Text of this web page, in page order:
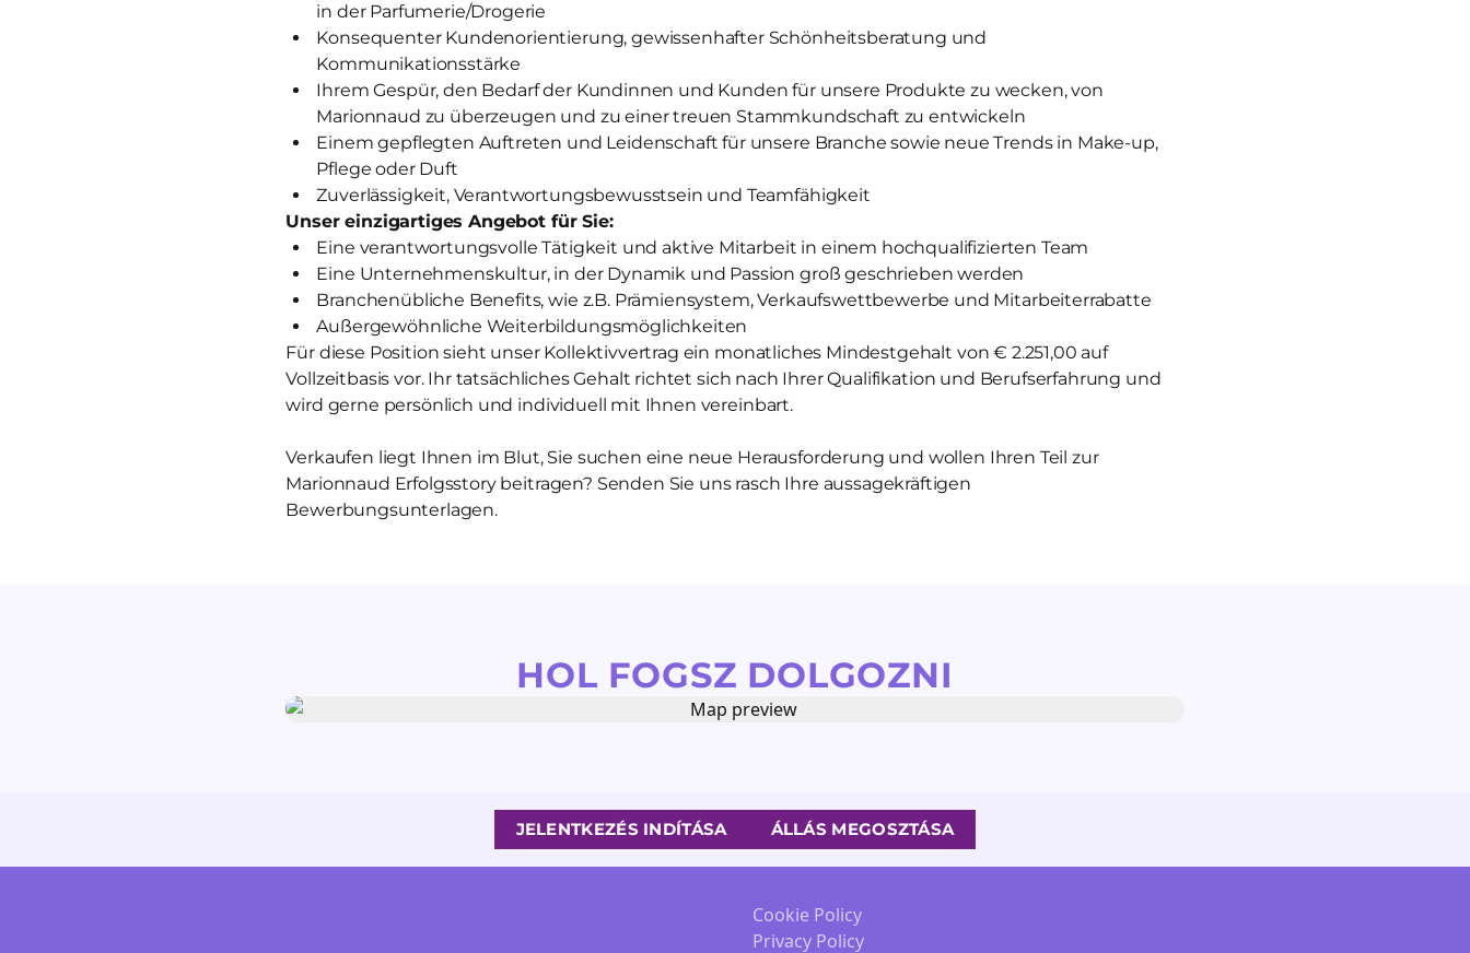
in der Parfumerie/Drogerie
Konsequenter Kundenorientierung, gewissenhafter Schönheitsberatung und
Kommunikationsstärke
Ihrem Gespür, den Bedarf der Kundinnen und Kunden für unsere Produkte zu wecken, von
Marionnaud zu überzeugen und zu einer treuen Stammkundschaft zu entwickeln
Einem gepflegten Auftreten und Leidenschaft für unsere Branche sowie neue Trends in Make-up,
Pflege oder Duft
Zuverlässigkeit, Verantwortungsbewusstsein und Teamfähigkeit
Unser einzigartiges Angebot für Sie:
Eine verantwortungsvolle Tätigkeit und aktive Mitarbeit in einem hochqualifizierten Team
Eine Unternehmenskultur, in der Dynamik und Passion groß geschrieben werden
Branchenübliche Benefits, wie z.B. Prämiensystem, Verkaufswettbewerbe und Mitarbeiterrabatte
Außergewöhnliche Weiterbildungsmöglichkeiten
Für diese Position sieht unser Kollektivvertrag ein monatliches Mindestgehalt von € 2.251,00 auf
Vollzeitbasis vor. Ihr tatsächliches Gehalt richtet sich nach Ihrer Qualifikation und Berufserfahrung und
wird gerne persönlich und individuell mit Ihnen vereinbart.
Verkaufen liegt Ihnen im Blut, Sie suchen eine neue Herausforderung und wollen Ihren Teil zur
Marionnaud Erfolgsstory beitragen? Senden Sie uns rasch Ihre aussagekräftigen
Bewerbungsunterlagen.
HOL FOGSZ DOLGOZNI
JELENTKEZÉS INDÍTÁSA ÁLLÁS MEGOSZTÁSA
Cookie Policy
Privacy Policy